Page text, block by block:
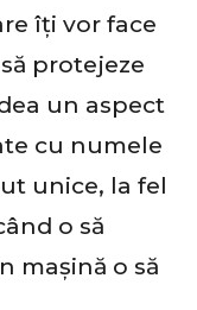
îți vor face
protejeze
un aspect
cu numele
unice, la fel
o să
mașină o să